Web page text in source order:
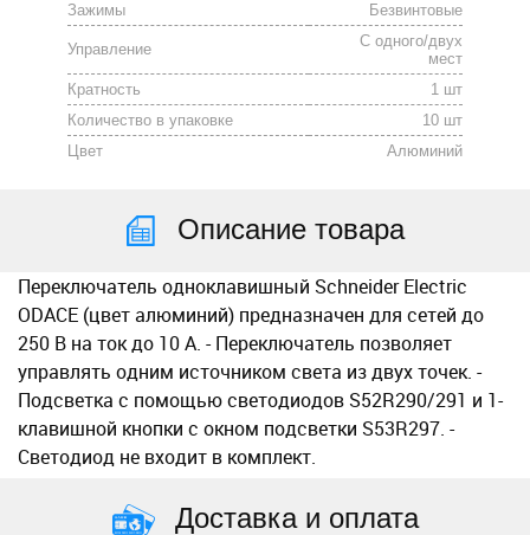
Зажимы
Безвинтовые
Управление
С одного/двух
мест
Кратность
1 шт
Количество в упаковке
10 шт
Цвет
Алюминий
Описание товара
Переключатель одноклавишный Schneider Electric
ODACE (цвет алюминий) предназначен для сетей до
250 В на ток до 10 А. - Переключатель позволяет
управлять одним источником света из двух точек. -
Подсветка c помощью светодиодов S52R290/291 и 1-
клавишной кнопки с окном подсветки S53R297. -
Светодиод не входит в комплект.
Доставка и оплата